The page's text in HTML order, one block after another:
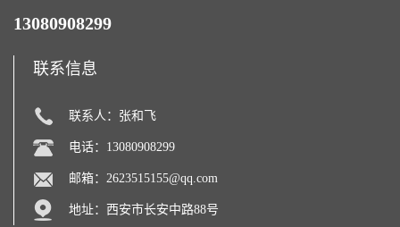
13080908299
联系信息
联系人：张和飞
电话：13080908299
邮箱： 2623515155@qq.com
地址：西安市长安中路88号